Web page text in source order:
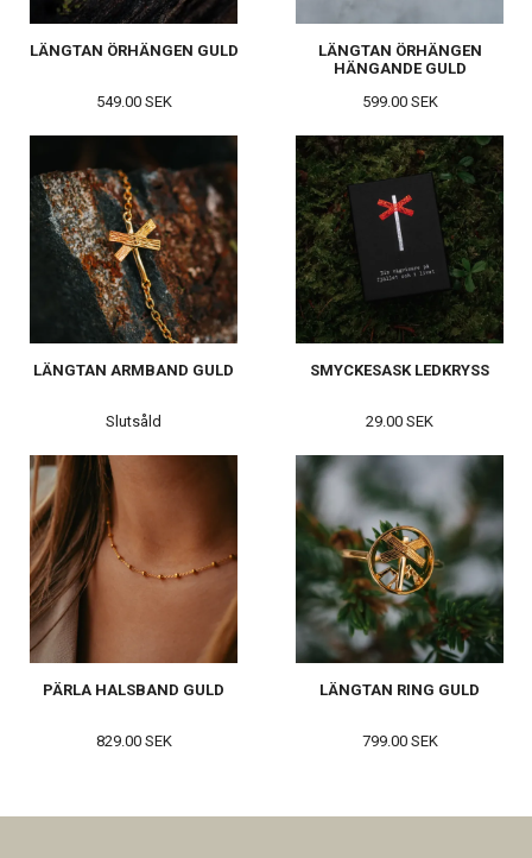
LÄNGTAN ÖRHÄNGEN GULD
549.00 SEK
LÄNGTAN ÖRHÄNGEN
HÄNGANDE GULD
599.00 SEK
LÄNGTAN ARMBAND GULD
Slutsåld
SMYCKESASK LEDKRYSS
29.00 SEK
PÄRLA HALSBAND GULD
829.00 SEK
LÄNGTAN RING GULD
799.00 SEK